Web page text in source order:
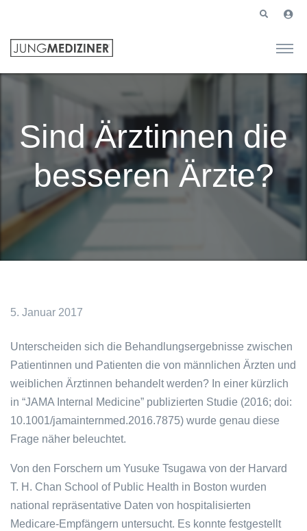
Sind Ärztinnen die
besseren Ärzte?
5. Januar 2017
Unterscheiden sich die Behandlungsergebnisse zwischen
Patientinnen und Patienten die von männlichen Ärzten und
weiblichen Ärztinnen behandelt werden? In einer kürzlich
in “JAMA Internal Medicine” publizierten Studie (2016; doi:
10.1001/jamainternmed.2016.7875) wurde genau diese
Frage näher beleuchtet.
Von den Forschern um Yusuke Tsugawa von der Harvard
T. H. Chan School of Public Health in Boston wurden
national repräsentative Daten von hospitalisierten
Medicare-Empfängern untersucht. Es konnte festgestellt